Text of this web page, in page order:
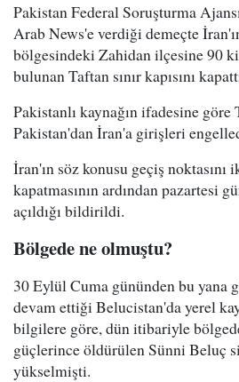
Pakistan Federal Soruşturma
Arab News'e verdiği demeçte
bölgesindeki Zahidan ilçesine 90
bulunan Taftan sınır kapısını
Pakistanlı kaynağın ifadesine
Pakistan'dan İran'a girişleri
İran'ın söz konusu geçiş noktasını
kapatmasının ardından pazartesi
açıldığı bildirildi.
Bölgede ne olmuştu?
30 Eylül Cuma gününden bu yana
devam ettiği Belucistan'da yerel
bilgilere göre, dün itibariyle
güçlerince öldürülen Sünni Beluç
yükselmişti.